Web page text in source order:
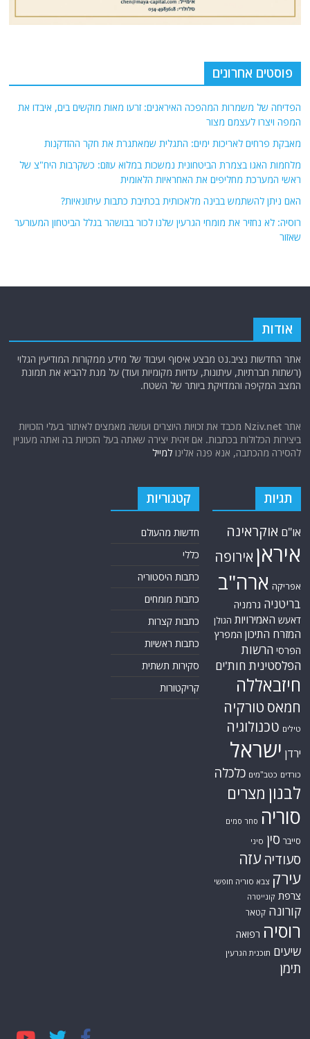
פוסטים אחרונים
הפדיחה של משמרות המהפכה האיראנים: זרעו מאות מוקשים בים, איבדו את
המפה ויצרו לעצמם מצור
מאבקת פרחים לאריכות ימים: התגלית שמאתגרת את חקר ההזדקנות
מלחמות האגו בצמרת הביטחונית נמשכות במלוא עוזם: כשקרבות היח"צ של
ראשי המערכת מחליפים את האחראיות הלאומית
האם ניתן להשתמש בבינה מלאכותית בכתיבת כתבות עיתונאיות?
רוסיה: לא נחזיר את מומחי הגרעין שלנו לכור בבושהר בגלל הביטחון המעורער
שאזור
אודות
אתר החדשות נציב.נט מבצע איסוף ועיבוד של מידע ממקורות המודיעין הגלוי
(רשתות חברתיות, עיתונות, עדויות מקומיות ועוד) על מנת להביא את תמונת
המצב המקיפה והמדויקת ביותר של השטח.
אתר Nziv.net מכבד את זכויות היוצרים ועושה מאמצים לאיתור בעלי הזכויות
ביצירות הכלולות בכתבות. אם זיהית יצירה שאתה בעל הזכויות בה ואתה מעוניין
להסירה מהכתבה, אנא פנה אלינולמייל
תגיות
או"ם אוקראינה
איראן אירופה
אפריקה ארה"ב
בריטניה גרמניה
דאעש האמירויות הגולן
המזרח התיכון המפרץ
הפרסי הרשות
הפלסטינית חות'ים
חיזבאללה
חמאס טורקיה
טילים טכנולוגיה
ירדן ישראל
כורדים כטב"מים כלכלה
לבנון מצרים
סוריה סחר סמים
סייבר סין סיני
סעודיה עזה
עירק צבא סוריה חופשי
צרפת קונייטרה
קורונה קטאר
רוסיה רפואה
שיעים תוכנית הגרעין
תימן
קטגוריות
חדשות מהעולם
כללי
כתבות היסטוריה
כתבות מומחים
כתבות קצרות
כתבות ראשיות
סקירות תשתית
קריקטורות